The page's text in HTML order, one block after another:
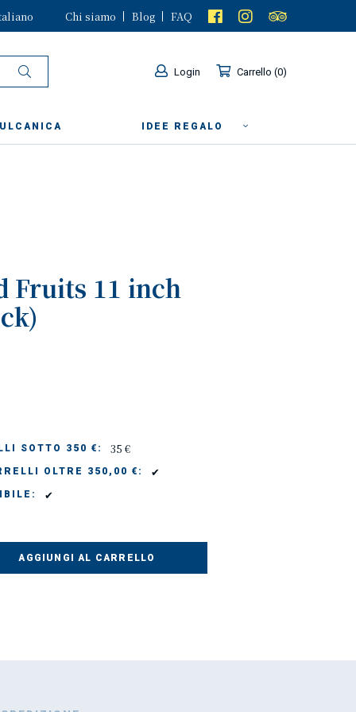
Chi siamo Blog FAQ
Login Carrello 0
IDEE REGALO
Fruits 11 inch
SOTTO 350 €: 35 €
OLTRE 350,00 €: ✔
✔
AGGIUNGI AL CARRELLO